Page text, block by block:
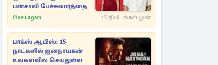
ஆகஸ்ட் மாத ராசிபலன்..,
12 ராசிகளுக்கும் எப்படி
இருக்கும்?
Manithan 21 மணி நேரம் முன்